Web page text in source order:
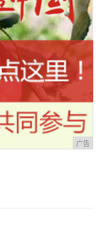
广告